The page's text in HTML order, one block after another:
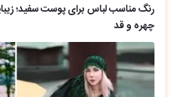
رنگ مناسب لباس برای پوست سفید؛
چهره و قد